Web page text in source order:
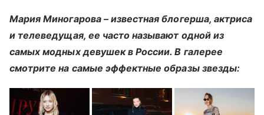
Мария Миногарова – известная блогерша, актриса
и телеведущая, ее часто называют одной из
самых модных девушек в России. В галерее
смотрите на самые эффектные образы звезды: